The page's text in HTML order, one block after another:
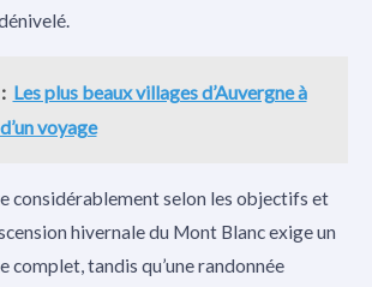
Les plus beaux villages d’Auvergne à
voyage
considérablement selon les objectifs et
hivernale du Mont Blanc exige un
complet, tandis qu’une randonnée